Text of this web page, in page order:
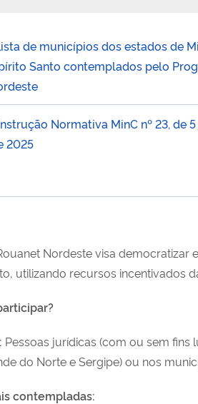
de municípios dos estados de
Santo contemplados pelo
Normativa MinC nº 23, de
2025
Nordeste visa democratizar
utilizando recursos incentivados
Pessoas jurídicas (com ou sem fins
do Norte e Sergipe) ou nos
contempladas: